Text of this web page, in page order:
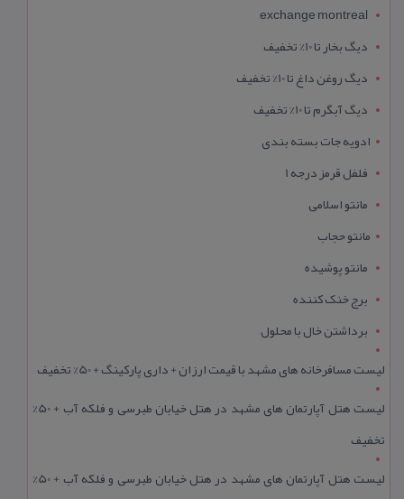
exchange montreal
دیگ بخار تا 10% تخفیف
دیگ روغن داغ تا 10% تخفیف
دیگ آبگرم تا 10% تخفیف
ادویه جات بسته بندی
فلفل قرمز درجه 1
مانتو اسلامی
مانتو حجاب
مانتو پوشیده
برج خنک کننده
برداشتن خال با محلول
لیست مسافرخانه های مشهد با قیمت ارزان + داری پارکینگ + 50% تخفیف
لیست هتل آپارتمان های مشهد در هتل خیابان طبرسی و فلکه آب + 50%
تخفیف
لیست هتل آپارتمان های مشهد در هتل خیابان طبرسی و فلکه آب + 50%